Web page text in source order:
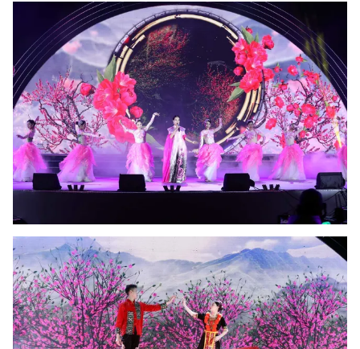
Học trực tuyến
Hitech Công nghệ tương lai
Sản phẩm
Thị trường
Tư vấn
Giao lưu trực tuyến
Lịch phát sóng
Chuyên mục khác
Emagazine Podcast
Photo
Video Shorts video
VTV Money VTV Thể thao